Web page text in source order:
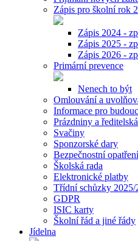
Zápis pro školní rok
Zápis 2024 -
Zápis 2025 -
Zápis 2026 -
Primární prevence
Nenech to být
Omlouvání a
Informace pro
Prázdniny a
Svačiny
Sponzorské dary
Bezpečnostní opatření
Školská rada
Elektronické platby
Třídní schůzky 2025/
GDPR
ISIC karty
Školní řád a jiné řády
Jídelna